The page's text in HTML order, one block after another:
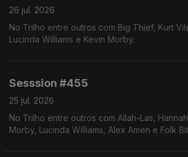
26 jul. 2026
No Trilho entre outros com Big Thief, Kurt
Lucinda Williams e Kevin Morby.
Sesssion #455
25 jul. 2026
No Trilho entre outros com Allah-Las,
Morby, Lucinda Williams, Alex Amen e Folk